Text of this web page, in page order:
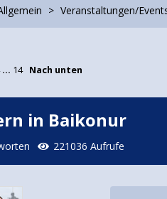
Veranstaltungen/
... 14 Nach unten
in Baikonur
221036 Aufrufe